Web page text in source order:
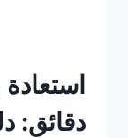
دقائق: